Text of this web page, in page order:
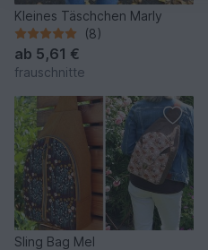
Kleines Täschchen Marly
(8)
ab 5,61 €
frauschnitte
Sling Bag Mel